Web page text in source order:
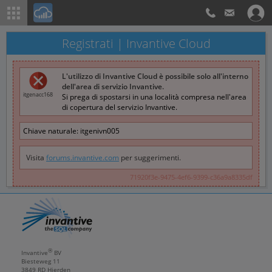
Registrati | Invantive Cloud
itgenacc168
L'utilizzo di Invantive Cloud è possibile solo all'interno
dell'area di servizio Invantive.
Si prega di spostarsi in una località compresa nell'area
di copertura del servizio Invantive.
Chiave naturale: itgenivn005
Visita forums.invantive.com per suggerimenti.
71920f3e-9475-4ef6-9399-c36a9a8335df
Invantive® BV
Biesteweg 11
3849 RD Hierden